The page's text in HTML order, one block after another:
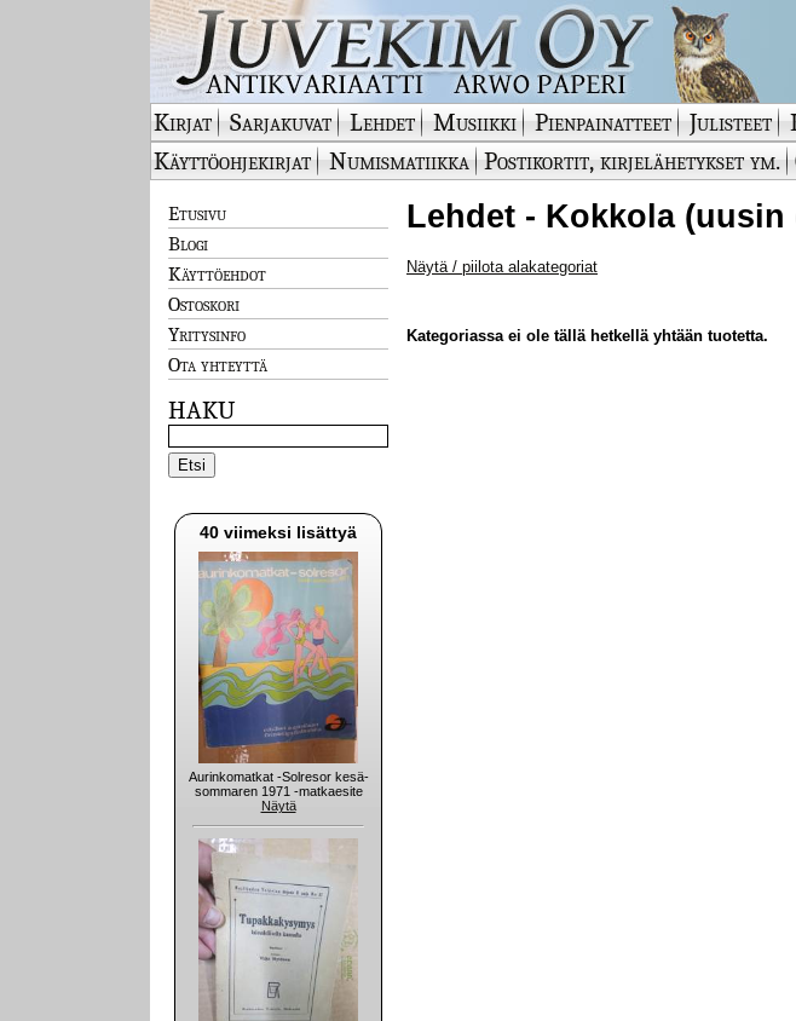
Kirjat Sarjakuvat Lehdet Musiikki Pienpainatteet Julisteet
Käyttöohjekirjat
Numismatiikka Postikortit, kirjelähetykset ym.
Etusivu
Blogi
Käyttöehdot
Ostoskori
Yritysinfo
Ota yhteyttä
HAKU
40 viimeksi lisättyä
Aurinkomatkat -Solresor kesä-
sommaren 1971 -matkaesite
Näytä
Lehdet - Kokkola (uusin
Näytä / piilota alakategoriat
Kategoriassa ei ole tällä hetkellä yhtään tuotetta.